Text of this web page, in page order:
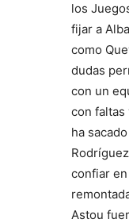
los
fijar a
como
dudas
con un
con faltas
ha
confiar
Astou